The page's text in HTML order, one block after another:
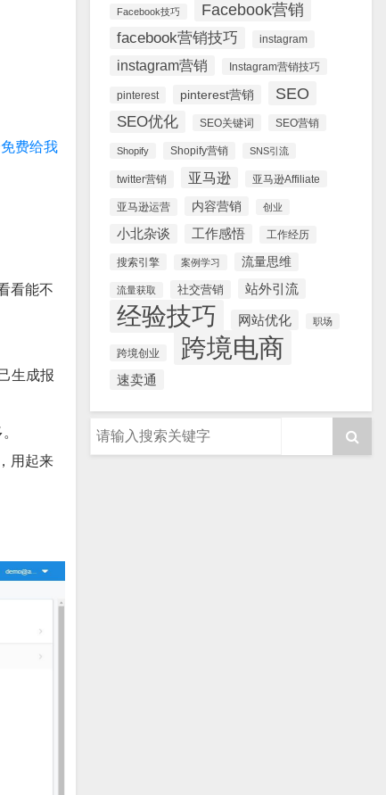
费给我
看能不
生成报
用起来
Facebook技巧 Facebook营销
facebook营销技巧 instagram
instagram营销 Instagram营销技巧
pinterest pinterest营销 SEO
SEO优化 SEO关键词 SEO营销
Shopify Shopify营销 SNS引流
twitter营销 亚马逊 亚马逊Affiliate
亚马逊运营 内容营销 创业
小北杂谈 工作感悟 工作经历
搜索引擎 案例学习 流量思维
流量获取 社交营销 站外引流
经验技巧 网站优化 职场
跨境创业 跨境电商
速卖通